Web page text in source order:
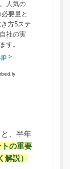
、半年
トの重要
説）